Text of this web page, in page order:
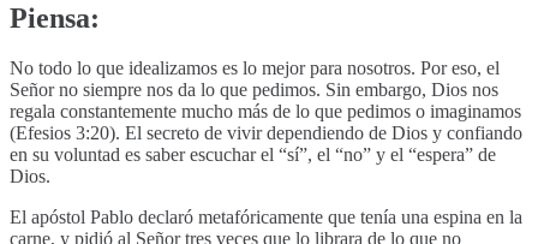
Piensa:
No todo lo que idealizamos es lo mejor para nosotros. Por eso, el
Señor no siempre nos da lo que pedimos. Sin embargo, Dios nos
regala constantemente mucho más de lo que pedimos o imaginamos
(Efesios 3:20). El secreto de vivir dependiendo de Dios y confiando
en su voluntad es saber escuchar el “sí”, el “no” y el “espera” de
Dios.
El apóstol Pablo declaró metafóricamente que tenía una espina en la
carne, y pidió al Señor tres veces que lo librara de lo que no